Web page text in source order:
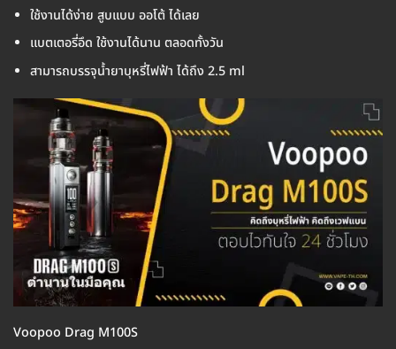
ใช้งานได้ง่าย สูบแบบ ออโต้ ได้เลย
แบตเตอรี่อึด ใช้งานได้นาน ตลอดทั้งวัน
สามารถบรรจุน้ำยาบุหรี่ไฟฟ้า ได้ถึง 2.5 ml
Voopoo Drag M100S